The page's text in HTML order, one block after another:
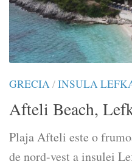
GRECIA/INSULA
Afteli Beach,
Plaja Afteli este o
de nord-vest a insulei